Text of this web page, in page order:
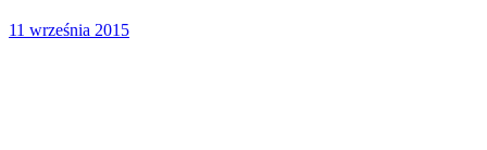
11 września 2015